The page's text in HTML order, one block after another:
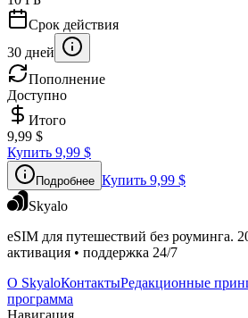
Срок действия
30 дней
Пополнение
Доступно
Итого
9,99 $
Купить 9,99 $
Подробнее Купить 9,99 $
Skyalo
eSIM для путешествий без роуминга.
активация • поддержка 24/7
О SkyaloКонтактыРедакционные
программа